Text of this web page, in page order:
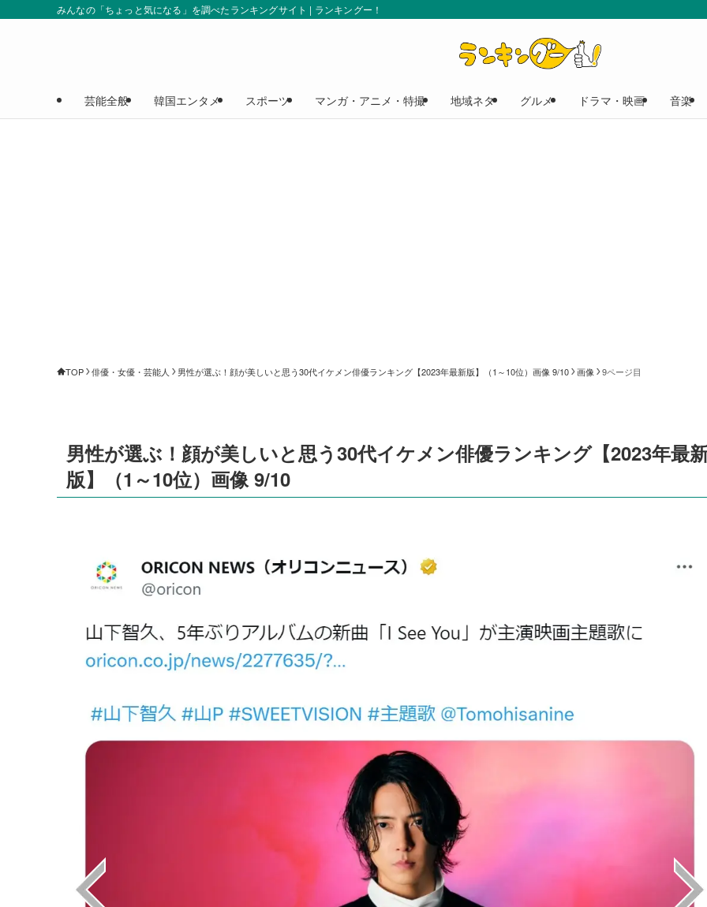
みんなの「ちょっと気になる」を調べたランキングサイト | ランキングー！
芸能全般 韓国エンタメ スポーツ マンガ・アニメ・特撮 地域ネタ グルメ ドラマ・映画 音楽
TOP 俳優・女優・芸能人 男性が選ぶ！顔が美しいと思う30代イケメン俳優ランキング【2023年最新版】（1～10位）画像 9/10 画像 9ページ目
男性が選ぶ！顔が美しいと思う30代イケメン俳優ランキング【2023年最
版】（1～10位）画像 9/10